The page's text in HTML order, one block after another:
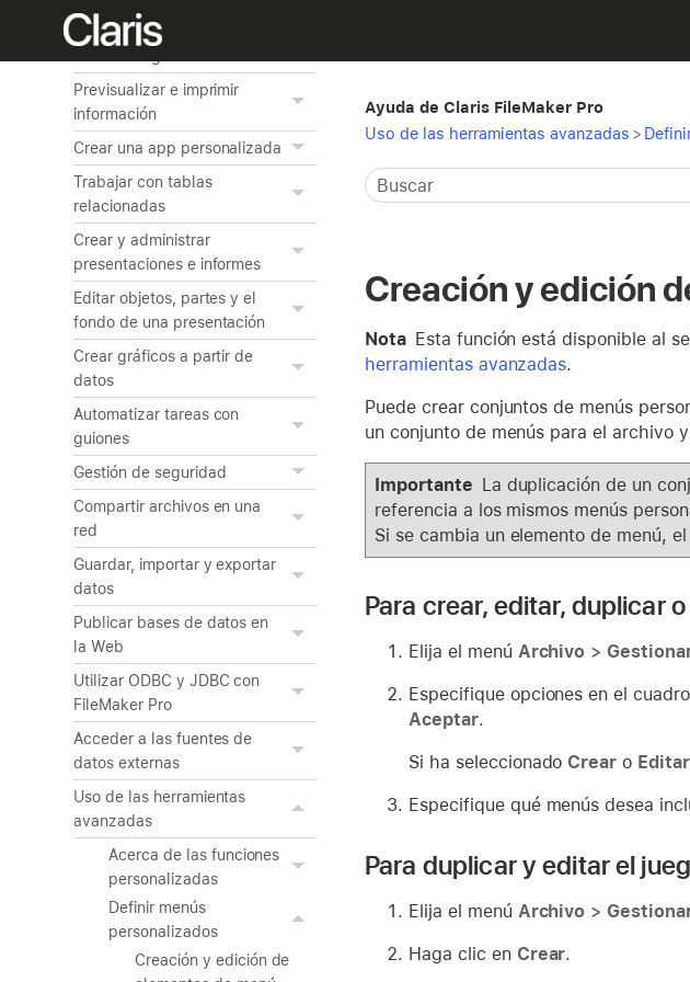
Buscar registros
Previsualizar e imprimir
información
Crear una app personalizada
Trabajar con tablas
relacionadas
Crear y administrar
presentaciones e informes
Editar objetos, partes y el
fondo de una presentación
Crear gráficos a partir de
datos
Automatizar tareas con
guiones
Gestión de seguridad
Compartir archivos en una
red
Guardar, importar y exportar
datos
Publicar bases de datos en
la Web
Utilizar ODBC y JDBC con
FileMaker Pro
Acceder a las fuentes de
datos externas
Uso de las herramientas
avanzadas
Acerca de las funciones
personalizadas
Definir menús
personalizados
Creación y edición de
Ayuda de Claris FileMaker Pro
Uso de las herramientas avanzadas >
Creación y edición
Nota Esta función está disponible al
herramientas avanzadas.
Puede crear conjuntos de menús
un conjunto de menús para el archivo
Importante La duplicación de un
referencia a los mismos menús
Si se cambia un elemento de menú,
Para crear, editar, duplicar
Elija el menú Archivo >
Especifique opciones en el
Aceptar.
Si ha seleccionado Crear o Editar
Especifique qué menús desea
Para duplicar y editar el
Elija el menú Archivo >
Haga clic en Crear.